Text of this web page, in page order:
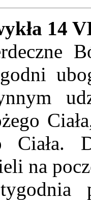
14
Ciała.
na